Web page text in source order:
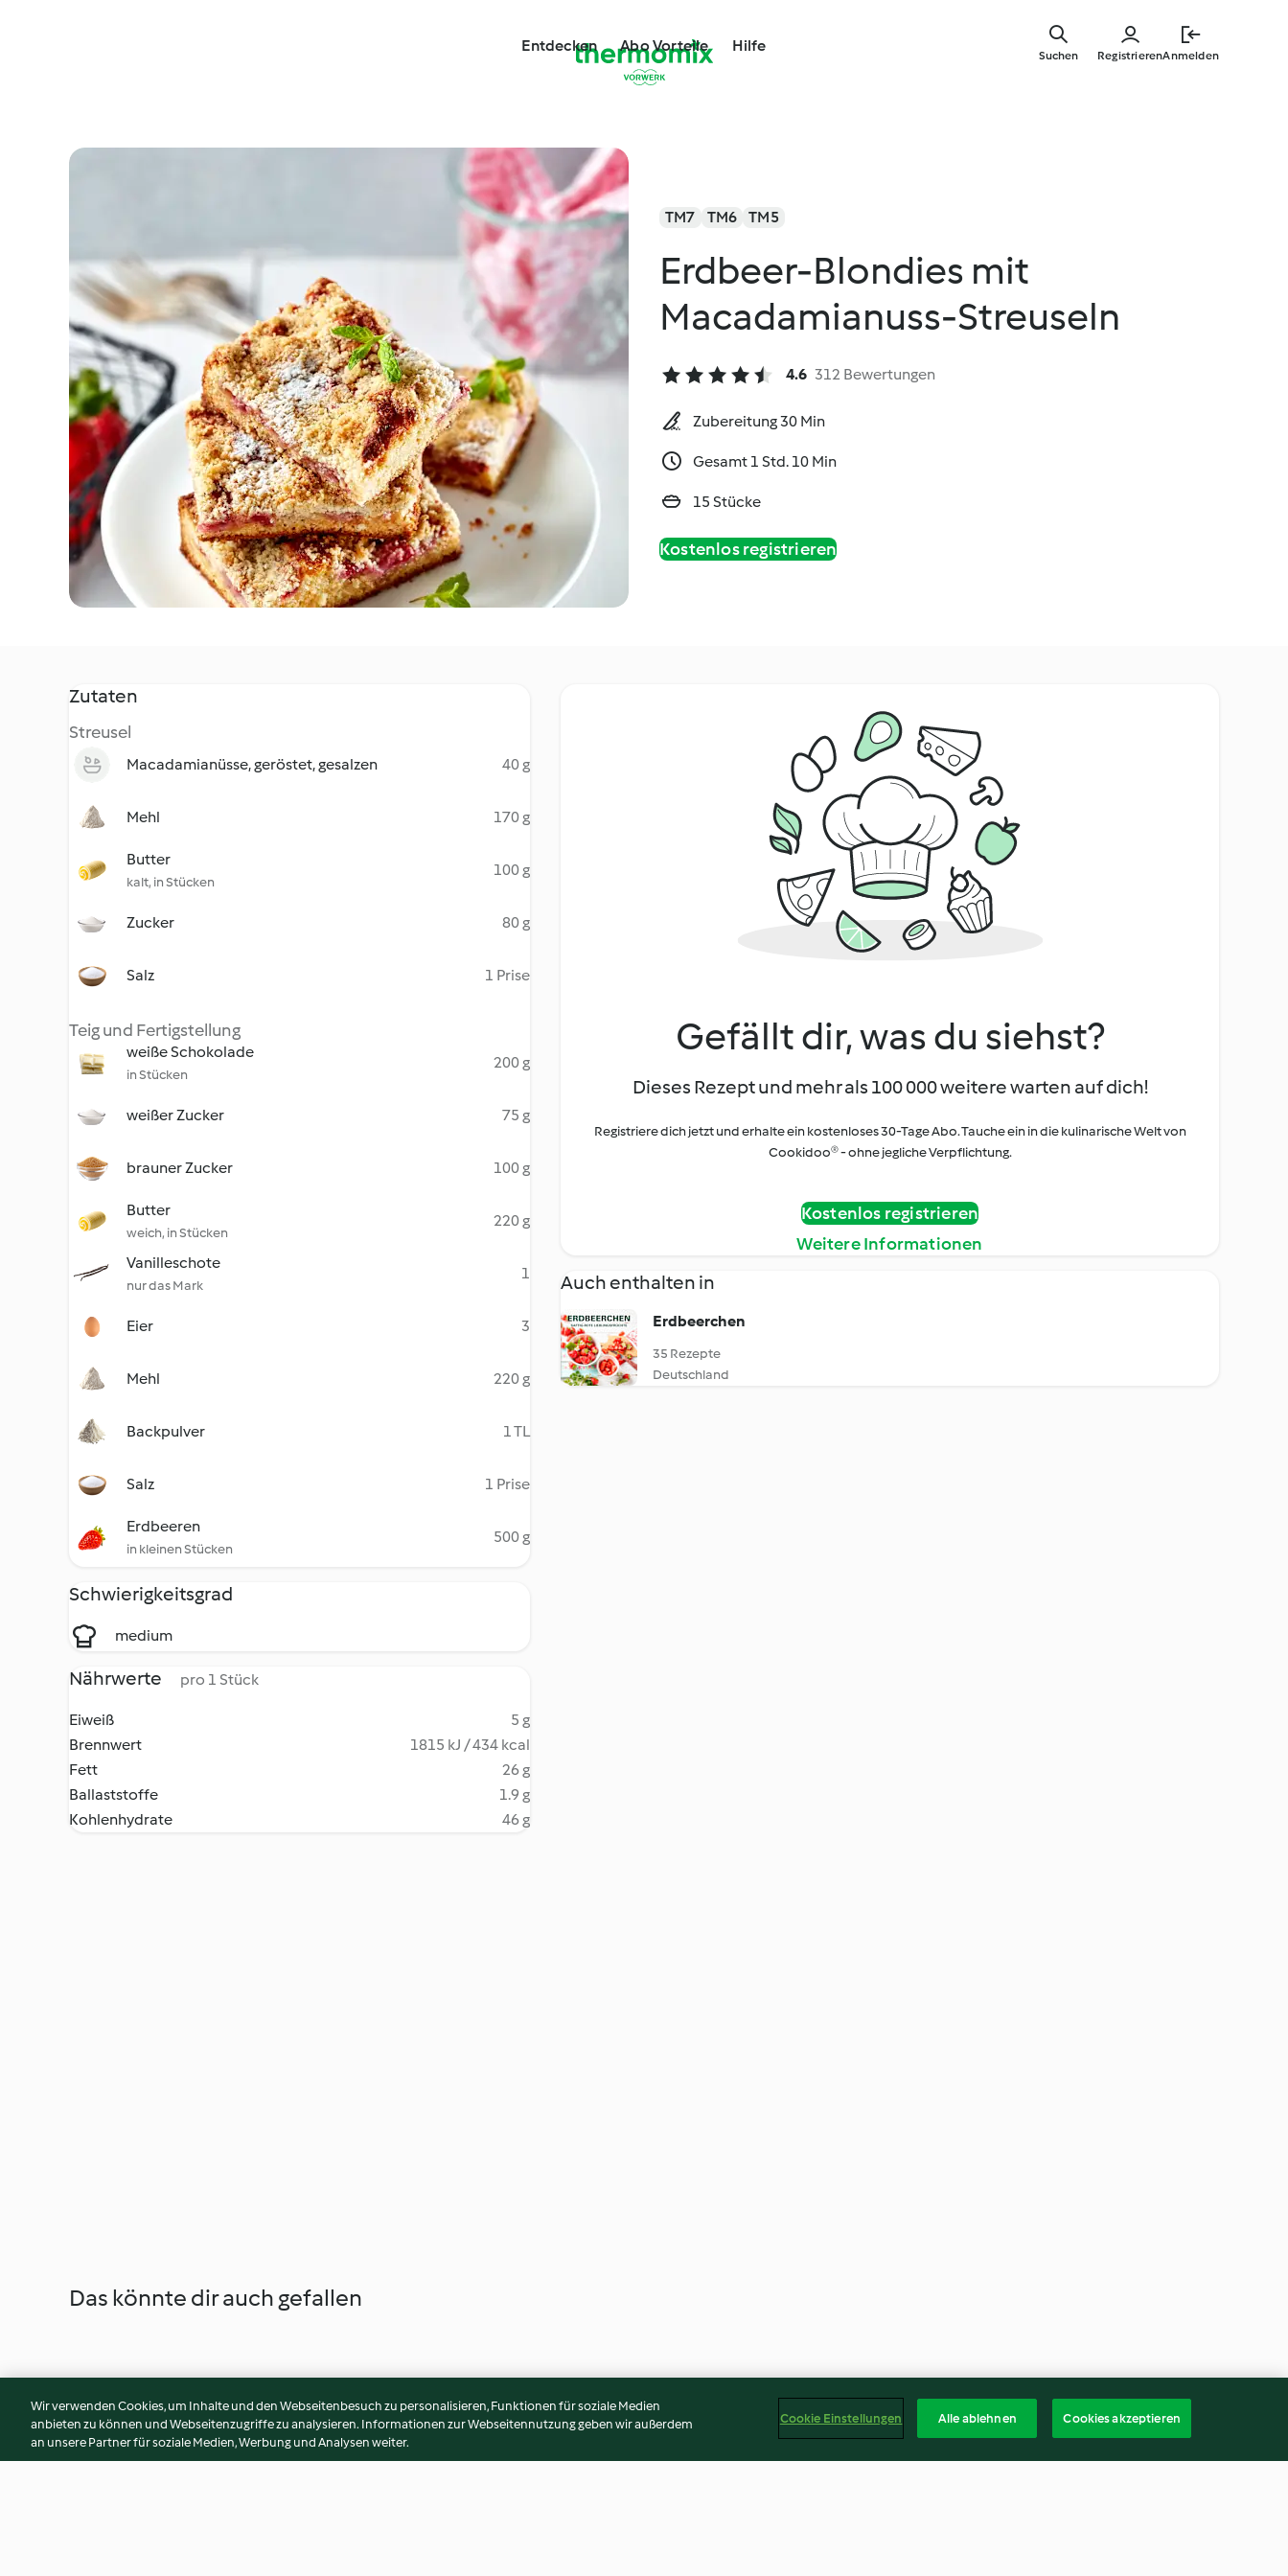
Entdecken Abo Vorteile Hilfe
RegistrierenAnmelden
Suchen
TM7 TM6 TM5
Erdbeer-Blondies mit
Macadamianuss-Streuseln
4.6 312 Bewertungen
Zubereitung 30 Min
Gesamt 1 Std. 10 Min
15 Stücke
Kostenlos registrieren
Zutaten
Streusel
Macadamianüsse, geröstet, gesalzen 40 g
Mehl 170 g
Butter
kalt, in Stücken
100 g
Zucker 80 g
Salz 1 Prise
Teig und Fertigstellung
weiße Schokolade
in Stücken
200 g
weißer Zucker 75 g
brauner Zucker 100 g
Butter
weich, in Stücken
220 g
Vanilleschote
nur das Mark
1
Eier 3
Mehl 220 g
Backpulver 1 TL
Salz 1 Prise
Erdbeeren
in kleinen Stücken
500 g
Schwierigkeitsgrad
medium
Nährwerte pro 1 Stück
Eiweiß
5 g
Brennwert
1815 kJ / 434 kcal
Fett
26 g
Ballaststoffe
1.9 g
Kohlenhydrate
46 g
Gefällt dir, was du siehst?
Dieses Rezept und mehr als 100 000 weitere warten auf dich!
Registriere dich jetzt und erhalte ein kostenloses 30-Tage Abo. Tauche ein in die kulinarische Welt von
Cookidoo® - ohne jegliche Verpflichtung.
Kostenlos registrieren
Weitere Informationen
Auch enthalten in
Erdbeerchen
35 Rezepte
Deutschland
Das könnte dir auch gefallen
Wir verwenden Cookies, um Inhalte und den Webseitenbesuch zu personalisieren, Funktionen für soziale Medien
anbieten zu können und Webseitenzugriffe zu analysieren. Informationen zur Webseitennutzung geben wir außerdem
an unsere Partner für soziale Medien, Werbung und Analysen weiter.
Cookie Einstellungen Alle ablehnen Cookies akzeptieren